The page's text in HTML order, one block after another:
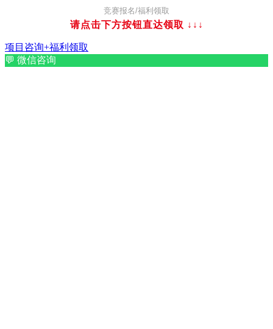
竞赛报名/福利领取
请点击下方按钮直达领取 ↓↓↓
项目咨询+福利领取
💬 微信咨询